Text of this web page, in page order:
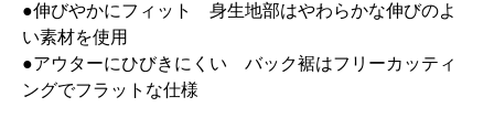
●伸びやかにフィット 身生地部はやわらかな伸びのよ
い素材を使用
●アウターにひびきにくい バック裾はフリーカッティ
ングでフラットな仕様